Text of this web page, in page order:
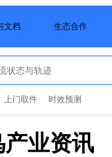
文档 生态合作
上门取件 时效预测
业资讯